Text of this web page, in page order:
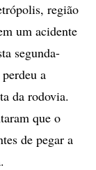
região
um acidente
segunda-
a
da rodovia.
que o
de pegar a